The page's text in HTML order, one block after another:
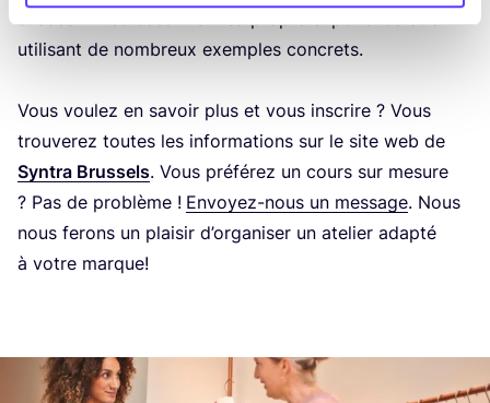
uti­li­sant de nom­breux exemples concrets.
Vous vou­lez en savoir plus et vous ins­crire ? Vous
trou­ve­rez toutes les infor­ma­tions sur le site web de
Syn­tra Brus­sels. Vous pré­fé­rez un cours sur mesure
? Pas de pro­blème ! Envoyez-nous un mes­sage. Nous
nous ferons un plai­sir d’or­ga­ni­ser un ate­lier adap­té
à votre marque!